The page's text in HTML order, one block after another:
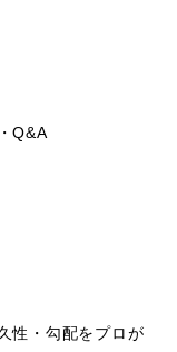
Q&A
性・勾配をプロが